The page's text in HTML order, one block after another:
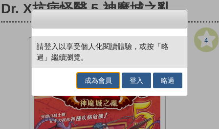
Dr. X抗病怪醫 5 神魔城之亂
4
請登入以享受個人化閱讀體驗，或按「略
過」繼續瀏覽。
成為會員 登入 略過